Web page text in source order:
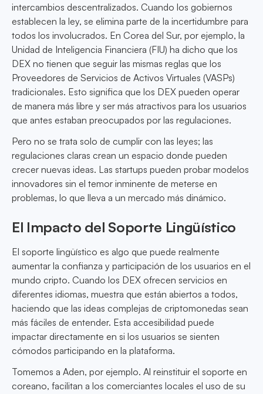
intercambios descentralizados. Cuando los gobiernos
establecen la ley, se elimina parte de la incertidumbre para
todos los involucrados. En Corea del Sur, por ejemplo, la
Unidad de Inteligencia Financiera (FIU) ha dicho que los
DEX no tienen que seguir las mismas reglas que los
Proveedores de Servicios de Activos Virtuales (VASPs)
tradicionales. Esto significa que los DEX pueden operar
de manera más libre y ser más atractivos para los usuarios
que antes estaban preocupados por las regulaciones.
Pero no se trata solo de cumplir con las leyes; las
regulaciones claras crean un espacio donde pueden
crecer nuevas ideas. Las startups pueden probar modelos
innovadores sin el temor inminente de meterse en
problemas, lo que lleva a un mercado más dinámico.
El Impacto del Soporte Lingüístico
El soporte lingüístico es algo que puede realmente
aumentar la confianza y participación de los usuarios en el
mundo cripto. Cuando los DEX ofrecen servicios en
diferentes idiomas, muestra que están abiertos a todos,
haciendo que las ideas complejas de criptomonedas sean
más fáciles de entender. Esta accesibilidad puede
impactar directamente en si los usuarios se sienten
cómodos participando en la plataforma.
Tomemos a Aden, por ejemplo. Al reinstituir el soporte en
coreano, facilitan a los comerciantes locales el uso de su